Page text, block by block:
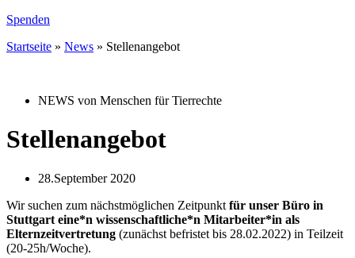
Spenden
Startseite » News » Stellenangebot
NEWS von Menschen für Tierrechte
Stellenangebot
28.September 2020
Wir suchen zum nächstmöglichen Zeitpunkt für unser Büro in
Stuttgart eine*n wissenschaftliche*n Mitarbeiter*in als
Elternzeitvertretung (zunächst befristet bis 28.02.2022) in Teilzeit
(20-25h/Woche).